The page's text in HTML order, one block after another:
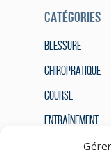
CATÉGORIES
Blessure
Chiropratique
Course
Entraînement